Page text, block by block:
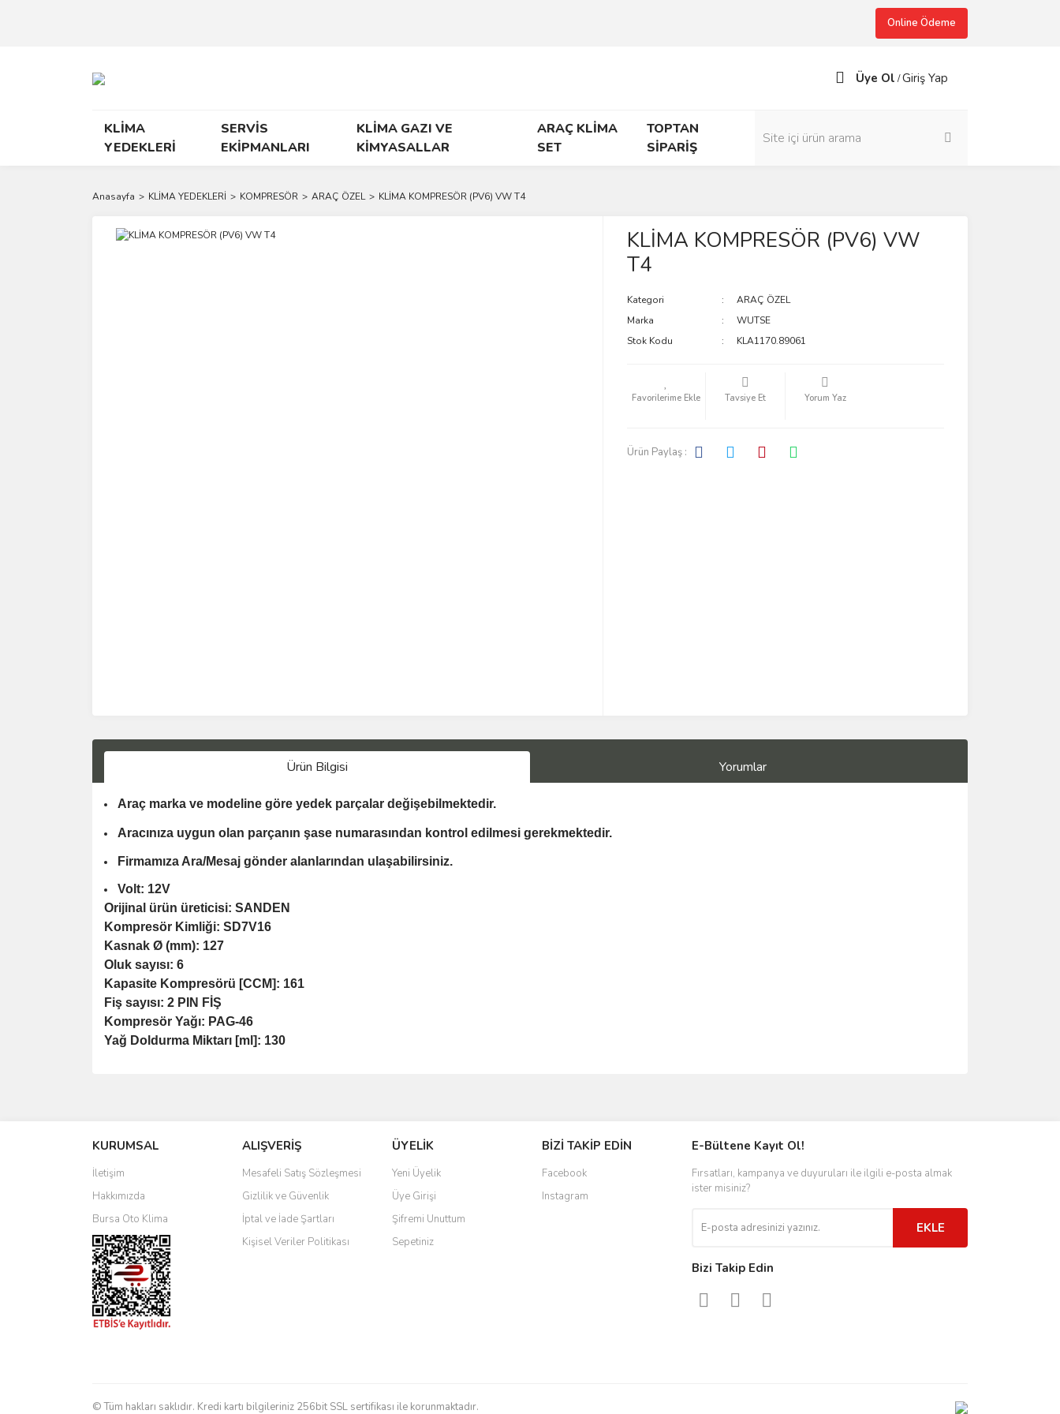
Online Ödeme
Üye Ol /Giriş Yap
KLİMA
YEDEKLERİ
SERVİS
EKİPMANLARI
KLİMA GAZI VE
KİMYASALLAR
ARAÇ KLİMA
SET
TOPTAN
SİPARİŞ
Anasayfa KLİMA YEDEKLERİ KOMPRESÖR ARAÇ ÖZEL KLİMA KOMPRESÖR (PV6) VW T4
KLİMA KOMPRESÖR (PV6) VW
T4
Kategori
ARAÇ ÖZEL
Marka
WUTSE
Stok Kodu
KLA1170.89061
Tavsiye Et Yorum Yaz
Ürün Paylaş :
Ürün Bilgisi Yorumlar
Araç marka ve modeline göre yedek parçalar değişebilmektedir.
Aracınıza uygun olan parçanın şase numarasından kontrol edilmesi gerekmektedir.
Firmamıza Ara/Mesaj gönder alanlarından ulaşabilirsiniz.
Volt: 12V
Orijinal ürün üreticisi: SANDEN
Kompresör Kimliği: SD7V16
Kasnak Ø (mm): 127
Oluk sayısı: 6
Kapasite Kompresörü [CCM]: 161
Fiş sayısı: 2 PIN FİŞ
Kompresör Yağı: PAG-46
Yağ Doldurma Miktarı [ml]: 130
Yorum Yaz
KURUMSAL
İletişim
Hakkımızda
Bursa Oto Klima
ALIŞVERİŞ
Mesafeli Satış Sözleşmesi
Gizlilik ve Güvenlik
İptal ve İade Şartları
Kişisel Veriler Politikası
ÜYELİK
Yeni Üyelik
Üye Girişi
Şifremi Unuttum
Sepetiniz
BİZİ TAKİP EDİN
Facebook
Instagram
E-Bültene Kayıt Ol!
Fırsatları, kampanya ve duyuruları ile ilgili e-posta almak
ister misiniz?
EKLE
Bizi Takip Edin
© Tüm hakları saklıdır. Kredi kartı bilgileriniz 256bit SSL sertifikası ile korunmaktadır.